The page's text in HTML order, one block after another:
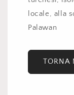
locale, alla
Palawan
TORNA